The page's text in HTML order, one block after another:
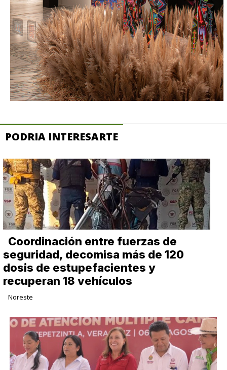
PODRIA INTERESARTE
Coordinación entre fuerzas de
seguridad, decomisa más de 120
dosis de estupefacientes y
recuperan 18 vehículos
Noreste